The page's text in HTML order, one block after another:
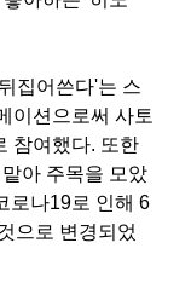
집어쓴다'는 스
이션으로써 사토
참여했다. 또한
아 주목을 모았
로나19로 인해 6
으로 변경되었